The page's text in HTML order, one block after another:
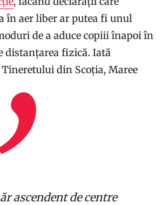
în aer liber ar putea fi unul
de a aduce copiii înapoi în
distanțarea fizică. Iată
din Scoția, Maree
ascendent de centre